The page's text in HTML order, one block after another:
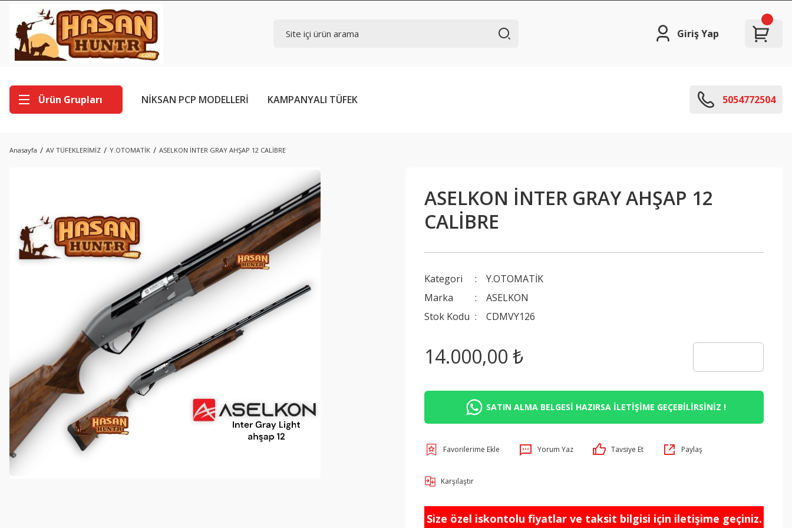
Giriş Yap
Ürün Grupları NİKSAN PCP MODELLERİ KAMPANYALI TÜFEK 5054772504
Anasayfa AV TÜFEKLERİMİZ Y.OTOMATİK ASELKON İNTER GRAY AHŞAP 12 CALİBRE
ASELKON İNTER GRAY AHŞAP 12
CALİBRE
Kategori
Y.OTOMATİK
Marka
ASELKON
Stok Kodu
CDMVY126
14.000,00 ₺
SATIN ALMA BELGESİ HAZIRSA İLETİŞİME GEÇEBİLİRSİNİZ !
Yorum Yaz Tavsiye Et Paylaş
Karşılaştır
Size özel iskontolu fiyatlar ve taksit bilgisi için iletişime geçiniz.